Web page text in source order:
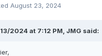
August 23, 2024
2024 at 7:12 PM, JMG said: